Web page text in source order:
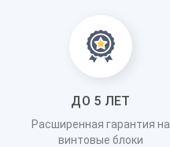
ДО 5 ЛЕТ
Расширенная гарантия на
винтовые блоки